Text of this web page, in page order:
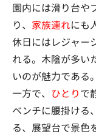
園内には滑り台や
り、 家族連れにも
休日にはレジャー
れる。木陰が多い
いのが魅力である。
一方で、 ひとりで
ベンチに腰掛ける
る、展望台で景色